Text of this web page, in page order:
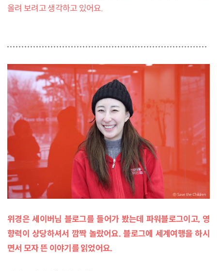
올려 보려고 생각하고 있어요.
위경은 세이버님 블로그를 들어가 봤는데 파워블로그이고, 영
향력이 상당하셔서 깜짝 놀랐어요. 블로그에 세계여행을 하시
면서 모자 뜬 이야기를 읽었어요.